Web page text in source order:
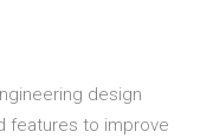
design
features to improve